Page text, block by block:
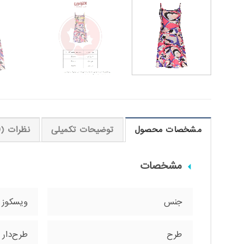
مشخصات محصول توضیحات تکمیلی نظرات (0)
مشخصات
جنس ویسکوز
طرح طرح‌دار